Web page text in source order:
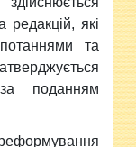
які
та
за поданням
реформування